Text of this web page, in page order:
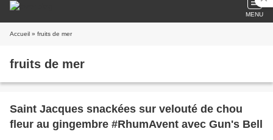
MENU
Accueil » fruits de mer
fruits de mer
Saint Jacques snackées sur velouté de chou
fleur au gingembre #RhumAvent avec Gun's Bell